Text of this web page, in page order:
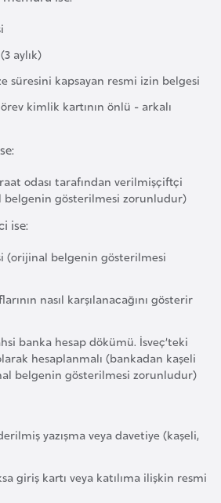
aylık)
süresini kapsayan resmi izin belgesi
kimlik kartının önlü - arkalı
odası tarafından verilmişçiftçi
belgenin gösterilmesi zorunludur)
ise:
(orijinal belgenin gösterilmesi
nasıl karşılanacağını gösterir
banka hesap dökümü. İsveç’teki
hesaplanmalı (bankadan kaşeli
belgenin gösterilmesi zorunludur)
yazışma veya davetiye (kaşeli,
giriş kartı veya katılıma ilişkin resmi